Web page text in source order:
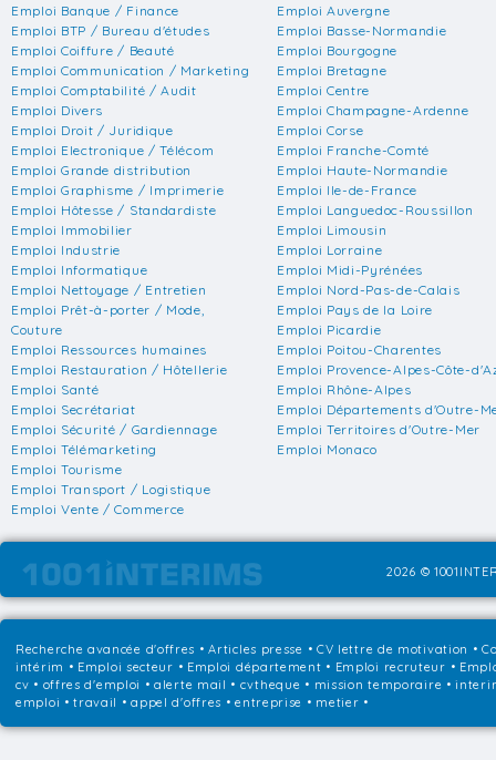
Emploi Banque / Finance
Emploi BTP / Bureau d'études
Emploi Coiffure / Beauté
Emploi Communication / Marketing
Emploi Comptabilité / Audit
Emploi Divers
Emploi Droit / Juridique
Emploi Electronique / Télécom
Emploi Grande distribution
Emploi Graphisme / Imprimerie
Emploi Hôtesse / Standardiste
Emploi Immobilier
Emploi Industrie
Emploi Informatique
Emploi Nettoyage / Entretien
Emploi Prêt-à-porter / Mode,
Couture
Emploi Ressources humaines
Emploi Restauration / Hôtellerie
Emploi Santé
Emploi Secrétariat
Emploi Sécurité / Gardiennage
Emploi Télémarketing
Emploi Tourisme
Emploi Transport / Logistique
Emploi Vente / Commerce
Emploi Auvergne
Emploi Basse-Normandie
Emploi Bourgogne
Emploi Bretagne
Emploi Centre
Emploi Champagne-Ardenne
Emploi Corse
Emploi Franche-Comté
Emploi Haute-Normandie
Emploi Ile-de-France
Emploi Languedoc-Roussillon
Emploi Limousin
Emploi Lorraine
Emploi Midi-Pyrénées
Emploi Nord-Pas-de-Calais
Emploi Pays de la Loire
Emploi Picardie
Emploi Poitou-Charentes
Emploi Provence-Alpes-Côte-
Emploi Rhône-Alpes
Emploi Départements d'Outre-
Emploi Territoires d'Outre-Mer
Emploi Monaco
2026 ©
Recherche avancée d'offres •Articles presse • CV lettre de motivation •
intérim • Emploi secteur • Emploi département • Emploi recruteur •
cv • offres d'emploi • alerte mail • cvtheque • mission temporaire •
emploi • travail • appel d'offres • entreprise • metier •